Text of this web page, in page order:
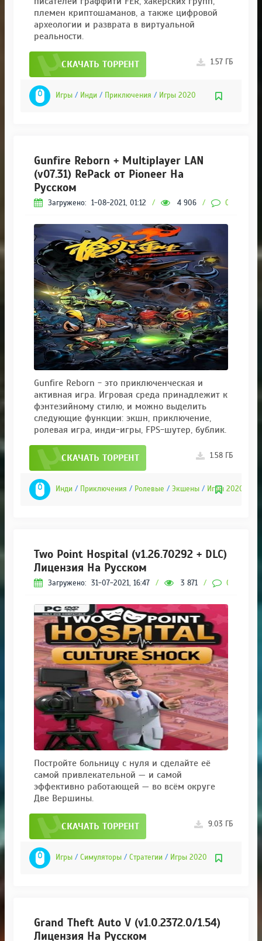
племен криптошаманов, а также цифровой
археологии и разврата в виртуальной
реальности.
СКАЧАТЬ ТОРРЕНТ 1.57 ГБ
Игры / Инди / Приключения / Игры 2020
Gunfire Reborn + Multiplayer LAN
(v07.31) RePack от Pioneer На
Русском
Загружено: 1-08-2021, 01:12 / 4 906 / 0
Gunfire Reborn - это приключенческая и
активная игра. Игровая среда принадлежит к
фэнтезийному стилю, и можно выделить
следующие функции: экшн, приключение,
ролевая игра, инди-игры, FPS-шутер, бублик.
СКАЧАТЬ ТОРРЕНТ 1.58 ГБ
Инди / Приключения / Ролевые / Экшены / Игры 2020
Two Point Hospital (v1.26.70292 + DLC)
Лицензия На Русском
Загружено: 31-07-2021, 16:47 / 3 871 / 0
Постройте больницу с нуля и сделайте её
самой привлекательной — и самой
эффективно работающей — во всём округе
Две Вершины.
СКАЧАТЬ ТОРРЕНТ 9.03 ГБ
Игры / Симуляторы / Стратегии / Игры 2020
Grand Theft Auto V (v1.0.2372.0/1.54)
Лицензия На Русском